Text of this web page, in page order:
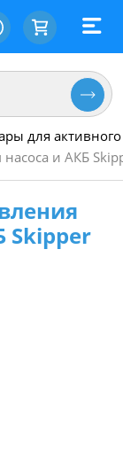
для
и АКБ
Skipper